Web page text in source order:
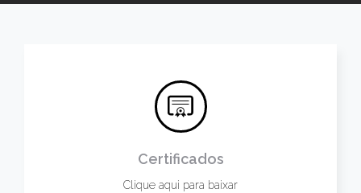
Certificados
Clique aqui para baixar